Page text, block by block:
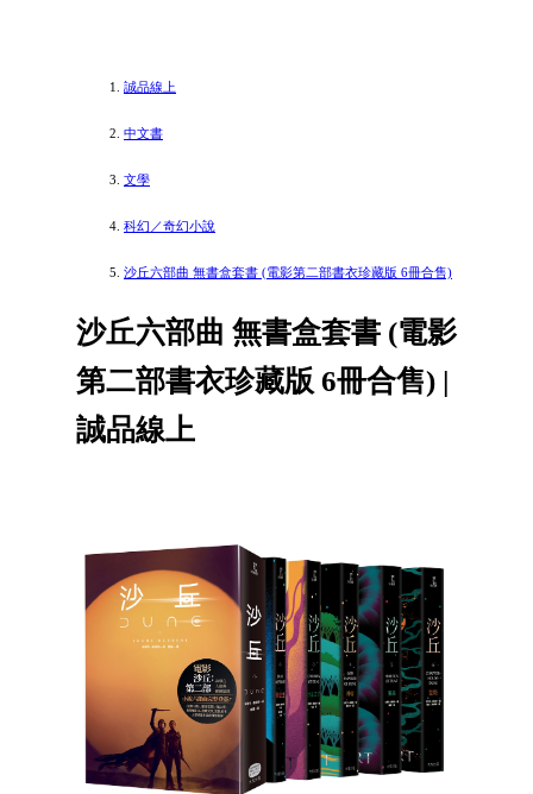
誠品線上
中文書
文學
科幻／奇幻小說
沙丘六部曲 無書盒套書 (電影第二部書衣珍藏版 6冊合售)
沙丘六部曲 無書盒套書 (電影
第二部書衣珍藏版 6冊合售) |
誠品線上